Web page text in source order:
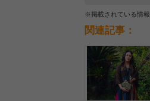
※掲載されている情
関連記事：